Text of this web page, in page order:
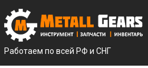
Работаем по всей РФ и СНГ